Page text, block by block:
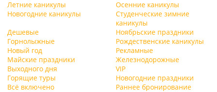
Летние каникулы
Осенние каникулы
Новогодние каникулы
Студенческие зимние
каникулы
Дешевые
Ноябрьские праздники
Горнолыжные
Рождественские каникулы
Новый год
Рекламные
Майские праздники
Железнодорожные
Выходного дня
VIP
Горящие туры
Новогодние праздники
Всё включено
Раннее бронирование